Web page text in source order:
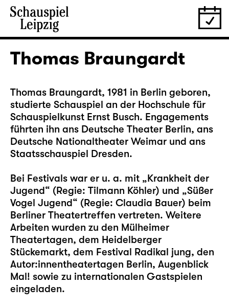
Thomas Braungardt
Thomas Braungardt, 1981 in Berlin geboren,
studierte Schauspiel an der Hochschule für
Schauspielkunst Ernst Busch. Engagements
führten ihn ans Deutsche Theater Berlin, ans
Deutsche Nationaltheater Weimar und ans
Staatsschauspiel Dresden.
Bei Festivals war er u. a. mit „Krankheit der
Jugend“ (Regie: Tilmann Köhler) und „Süßer
Vogel Jugend“ (Regie: Claudia Bauer) beim
Berliner Theatertreffen vertreten. Weitere
Arbeiten wurden zu den Mülheimer
Theatertagen, dem Heidelberger
Stückemarkt, dem Festival Radikal jung, den
Autor:innentheatertagen Berlin, Augenblick
Mal! sowie zu internationalen Gastspielen
eingeladen.